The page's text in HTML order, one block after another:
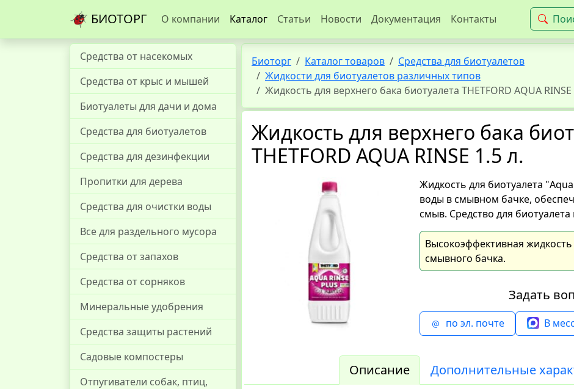
БИОТОРГ О компании Каталог Статьи Новости Документация Контакты
Средства от насекомых
Средства от крыс и мышей
Биотуалеты для дачи и дома
Средства для биотуалетов
Средства для дезинфекции
Пропитки для дерева
Средства для очистки воды
Все для раздельного мусора
Средства от запахов
Средства от сорняков
Минеральные удобрения
Средства защиты растений
Садовые компостеры
Отпугиватели собак, птиц,
Биоторг Каталог товаров
Средства для биотуалетов
Жидкости для биотуалетов различных типов
Жидкость для верхнего бака биотуалета THETFORD AQUA RINSE
Жидкость для верхнего бака
THETFORD AQUA RINSE 1.5 л.
Жидкость для биотуалета
воды в смывном бачке,
смыв. Средство для биотуалета
Высокоэффективная
смывного бачка.
Задать
по эл. почте В
Описание Дополнительные